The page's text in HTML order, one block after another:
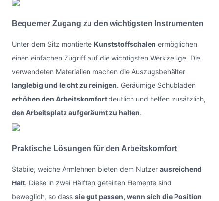
Bequemer Zugang zu den wichtigsten Instrumenten
Unter dem Sitz montierte Kunststoffschalen ermöglichen
einen einfachen Zugriff auf die wichtigsten Werkzeuge. Die
verwendeten Materialien machen die Auszugsbehälter
langlebig und leicht zu reinigen. Geräumige Schubladen
erhöhen den Arbeitskomfortdeutlich und helfen zusätzlich,
den Arbeitsplatz aufgeräumt zu halten.
Praktische Lösungen für den Arbeitskomfort
Stabile, weiche Armlehnen bieten dem Nutzer ausreichend
Halt. Diese in zwei Hälften geteilten Elemente sind
beweglich, so dass sie gut passen, wenn sich die Position